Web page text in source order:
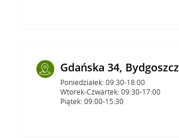
Gdańska 34, Bydgoszcz
Poniedziałek: 09:30-18:00
Wtorek-Czwartek: 09:30-17:00
Piątek: 09:00-15:30